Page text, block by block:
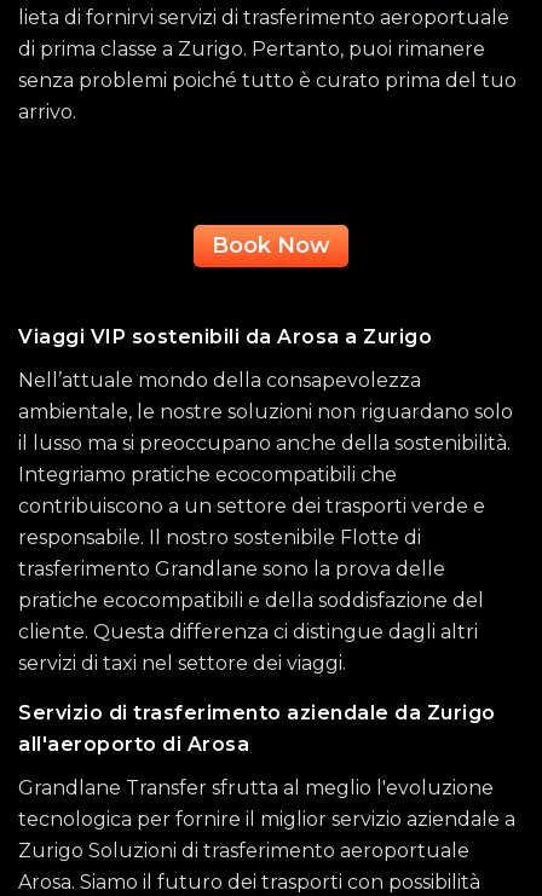
lieta di fornirvi servizi di trasferimento aeroportuale
di prima classe a Zurigo. Pertanto, puoi rimanere
senza problemi poiché tutto è curato prima del tuo
arrivo.
Book Now
Viaggi VIP sostenibili da Arosa a Zurigo
Nell’attuale mondo della consapevolezza
ambientale, le nostre soluzioni non riguardano solo
il lusso ma si preoccupano anche della sostenibilità.
Integriamo pratiche ecocompatibili che
contribuiscono a un settore dei trasporti verde e
responsabile. Il nostro sostenibile Flotte di
trasferimento Grandlane sono la prova delle
pratiche ecocompatibili e della soddisfazione del
cliente. Questa differenza ci distingue dagli altri
servizi di taxi nel settore dei viaggi.
Servizio di trasferimento aziendale da Zurigo
all'aeroporto di Arosa
Grandlane Transfer sfrutta al meglio l'evoluzione
tecnologica per fornire il miglior servizio aziendale a
Zurigo Soluzioni di trasferimento aeroportuale
Arosa. Siamo il futuro dei trasporti con possibilità